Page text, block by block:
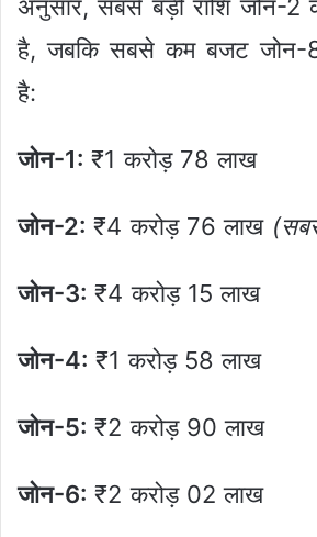
अनुसार, सबसे बड़ी राशि जोन-2
है, जबकि सबसे कम बजट
है:
जोन-1: ₹1 करोड़ 78 लाख
जोन-2: ₹4 करोड़ 76 लाख
जोन-3: ₹4 करोड़ 15 लाख
जोन-4: ₹1 करोड़ 58 लाख
जोन-5: ₹2 करोड़ 90 लाख
जोन-6: ₹2 करोड़ 02 लाख